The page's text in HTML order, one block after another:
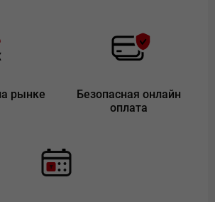
рынке
Безопасная онлайн
оплата